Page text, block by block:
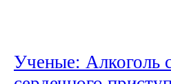
Ученые: Алкоголь